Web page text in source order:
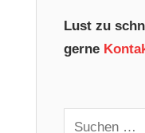
Lust zu
gerne
Suchen